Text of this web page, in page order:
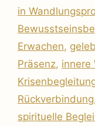
in
Erwachen,
Präsenz, innere
Rückverbindung
spirituelle